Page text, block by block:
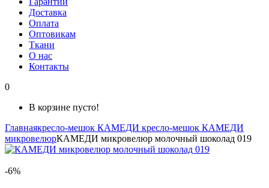
Доставка
Оплата
Оптовикам
Ткани
О нас
Контакты
0
В корзине пусто!
Главнаякресло-мешок КАМЕДИ кресло-мешок КАМЕДИ
микровелюрКАМЕДИ микровелюр молочный шоколад 019
-6%